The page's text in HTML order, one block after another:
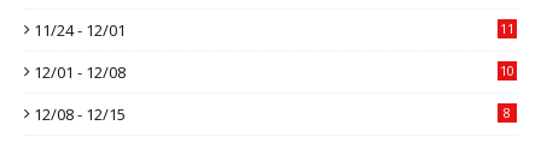
11/24 - 12/01 11
12/01 - 12/08 10
12/08 - 12/15 8